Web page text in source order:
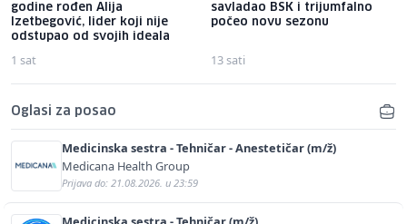
godine rođen Alija
Izetbegović, lider koji nije
odstupao od svojih ideala
1 sat
savladao BSK i trijumfalno
počeo novu sezonu
13 sati
Oglasi za posao
Medicinska sestra - Tehničar - Anestetičar (m/ž)
Medicana Health Group
Prijava do: 21.08.2026. u 23:59